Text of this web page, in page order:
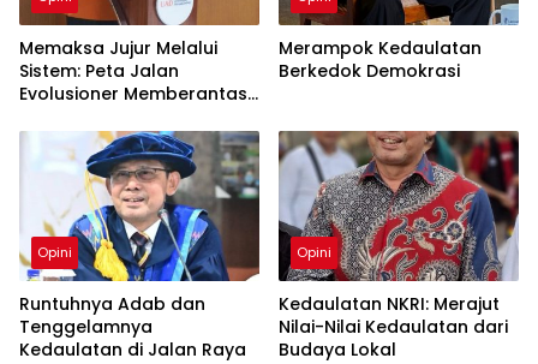
Memaksa Jujur Melalui
Sistem: Peta Jalan
Evolusioner Memberantas
Merampok Kedaulatan
Berkedok Demokrasi
Opini
Runtuhnya Adab dan
Tenggelamnya
Kedaulatan di Jalan Raya
Opini
Kedaulatan NKRI: Merajut
Nilai-Nilai Kedaulatan dari
Budaya Lokal